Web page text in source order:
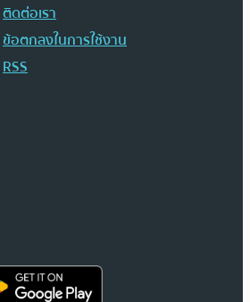
ติดต่อเรา
ข้อตกลงในการใช้งาน
RSS